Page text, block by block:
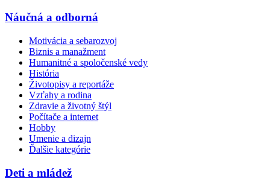
Náučná a odborná
Motivácia a sebarozvoj
Biznis a manažment
Humanitné a spoločenské vedy
História
Životopisy a reportáže
Vzťahy a rodina
Zdravie a životný štýl
Počítače a internet
Hobby
Umenie a dizajn
Ďalšie kategórie
Deti a mládež